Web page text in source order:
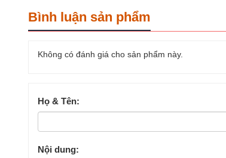
Bình luận sản phẩm
Không có đánh giá cho sản phẩm này.
Họ & Tên:
Nội dung: